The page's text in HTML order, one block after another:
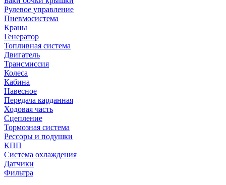
Рулевое управление
Пневмосистема
Краны
Генератор
Топливная система
Двигатель
Трансмиссия
Колеса
Кабина
Навесное
Передача карданная
Ходовая часть
Сцепление
Тормозная система
Рессоры и подушки
КПП
Система охлаждения
Датчики
Фильтра